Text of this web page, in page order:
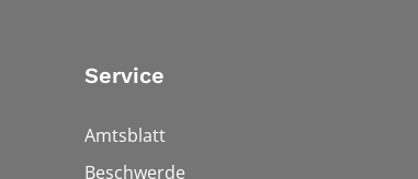
Service
Amtsblatt
Beschwerde